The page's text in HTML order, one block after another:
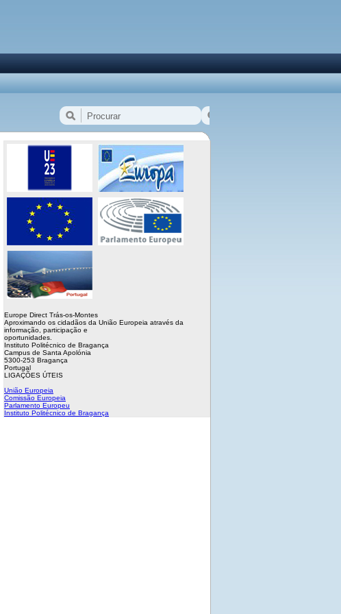
Europe Direct Trás-os-Montes
Aproximando os cidadãos da União Europeia através da
informação, participação e
oportunidades.
Instituto Politécnico de Bragança
Campus de Santa Apolónia
5300-253 Bragança
Portugal
LIGAÇÕES ÚTEIS
União Europeia
Comissão Europeia
Parlamento Europeu
Instituto Politécnico de Bragança